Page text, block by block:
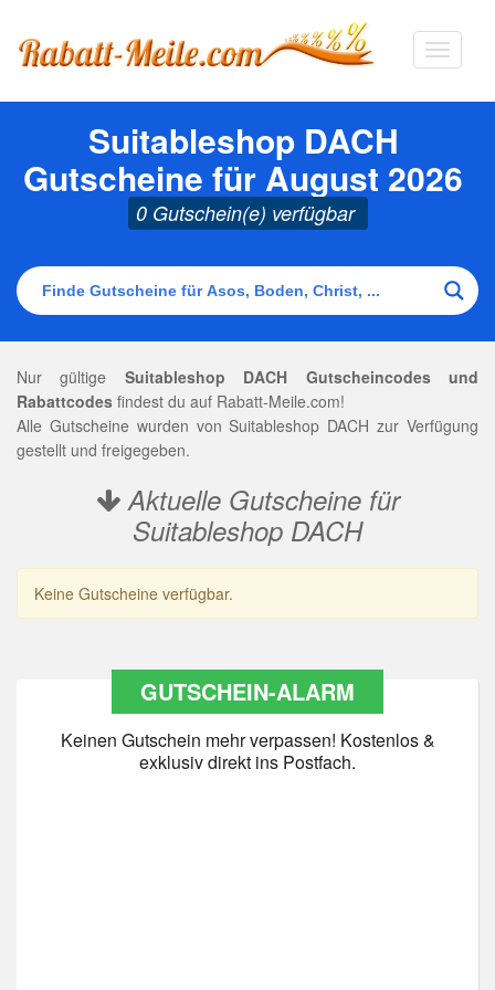
Suitableshop DACH
Gutscheine für August 2026
0 Gutschein(e) verfügbar
Nur gültige Suitableshop DACH Gutscheincodes und
Rabattcodes findest du auf Rabatt-Meile.com!
Alle Gutscheine wurden von Suitableshop DACH zur Verfügung
gestellt und freigegeben.
Aktuelle Gutscheine für
Suitableshop DACH
Keine Gutscheine verfügbar.
GUTSCHEIN-ALARM
Keinen Gutschein mehr verpassen! Kostenlos &
exklusiv direkt ins Postfach.